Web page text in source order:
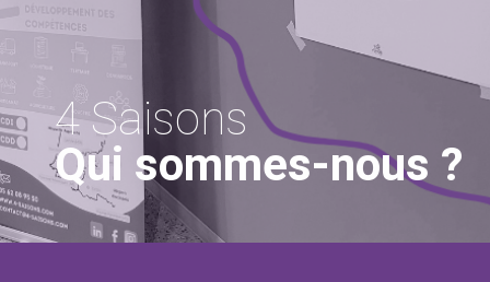
4 Saisons
Qui sommes-nous ?